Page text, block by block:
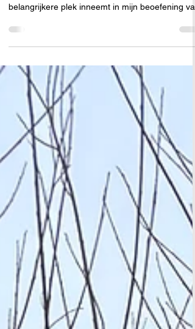
Natuur
Een prachtig boek van Simone Kramer De laatste
yoga. Vrijwel dagelijks maak ik een wandeling
buiten - vandaag door het Griftpark. Halverwege
voelde ik de onweerstaanbare behoefte even stil
te staan en wat yoga te doen. Het geluid van de
wind, vogels, kabbelend water, de aarde onder
mijn voeten, de zon of juist de kou op mijn huid —
het voegt iets toe wat binnen moeilijk helemaal te
ervare